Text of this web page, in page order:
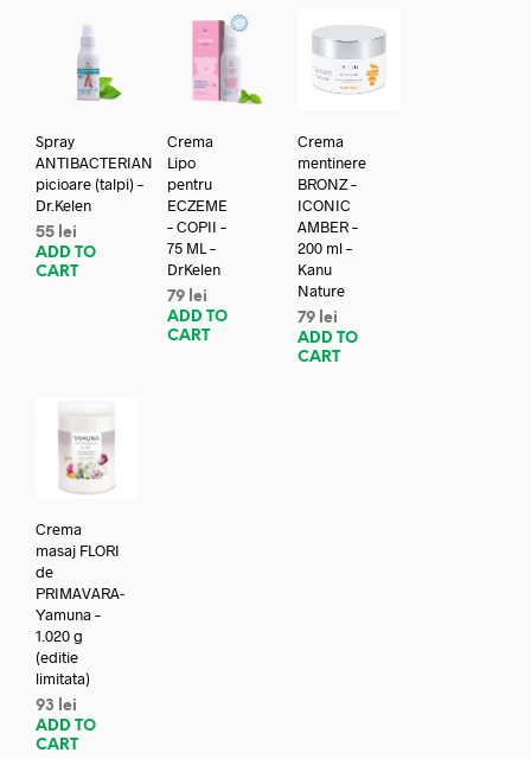
Spray
ANTIBACTERIAN
picioare (talpi) –
Dr.Kelen
55 lei
ADD TO
CART
Crema
Lipo
pentru
ECZEME
– COPII –
75 ML –
DrKelen
79 lei
ADD TO
CART
Crema
mentinere
BRONZ –
ICONIC
AMBER –
200 ml –
Kanu
Nature
79 lei
ADD TO
CART
Crema
masaj FLORI
de
PRIMAVARA-
Yamuna –
1.020 g
(editie
limitata)
93
lei
ADD TO
CART